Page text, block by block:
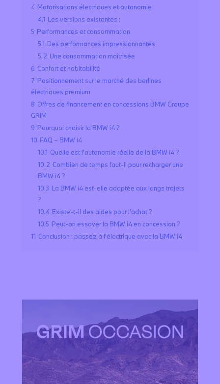
4 Motorisations électriques et autonomie
4.1 Les versions existantes :
5 Performances et consommation
5.1 Des performances impressionnantes
5.2 Une consommation maîtrisée
6 Confort et habitabilité
7 Positionnement sur le marché des berlines
électriques premium
8 Offres de financement en concessions BMW Groupe
GRIM
9 Pourquoi choisir la BMW i4 ?
10 FAQ – BMW i4
10.1 Quelle est l’autonomie réelle de la BMW i4 ?
10.2 Combien de temps faut-il pour recharger une
BMW i4 ?
10.3 La BMW i4 est-elle adaptée aux longs trajets
?
10.4 Existe-t-il des aides pour l’achat ?
10.5 Peut-on essayer la BMW i4 en concession ?
11 Conclusion : passez à l’électrique avec la BMW i4